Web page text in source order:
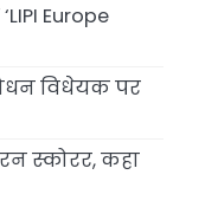
Europe
विधेयक पर
स्कोरर, कहा